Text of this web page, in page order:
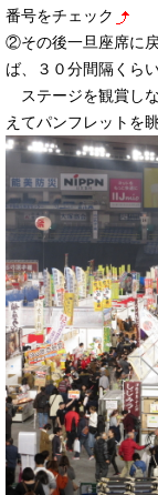
番号をチェック
②その後一旦座席に
ば、３０分間隔くら
ステージを観賞し
えてパンフレットを